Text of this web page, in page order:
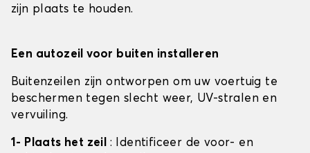
zijn plaats te houden.
Een autozeil voor buiten installeren
Buitenzeilen zijn ontworpen om uw voertuig te
beschermen tegen slecht weer, UV-stralen en
vervuiling.
1- Plaats het zeil : Identificeer de voor- en